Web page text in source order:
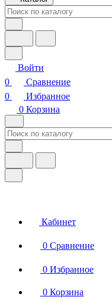
Войти
0
Сравнение
0
Избранное
0 Корзина
Кабинет
0 Сравнение
0 Избранное
0 Корзина